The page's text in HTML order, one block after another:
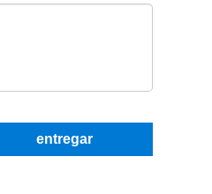
entregar